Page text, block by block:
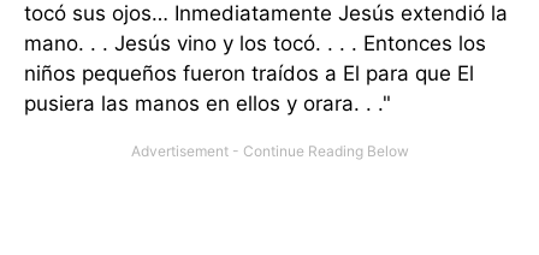
tocó sus ojos… Inmediatamente Jesús extendió la
mano. . . Jesús vino y los tocó. . . . Entonces los
niños pequeños fueron traídos a El para que El
pusiera las manos en ellos y orara. . ."